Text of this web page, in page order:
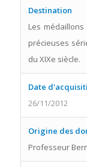
Destination
Les
précieuses
du XIXe siècle.
Date
26/11/2012
Origine des
Professeur